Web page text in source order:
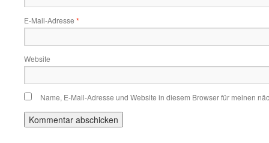
E-Mail-Adresse *
Website
Name, E-Mail-Adresse und Website in diesem Browser für meinen